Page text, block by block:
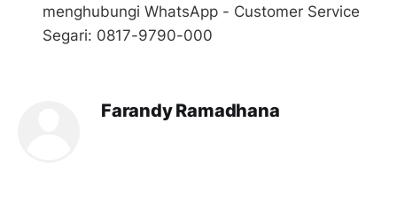
menghubungi WhatsApp - Customer Service
Segari: 0817-9790-000
Farandy Ramadhana